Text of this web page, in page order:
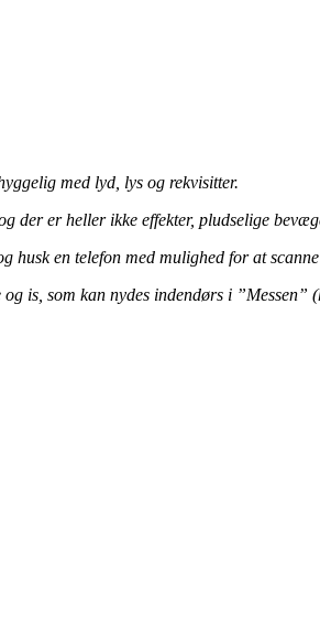
med lyd, lys og rekvisitter.
er heller ikke effekter, pludselige
husk en telefon med mulighed for at
is, som kan nydes indendørs i ”Messen”